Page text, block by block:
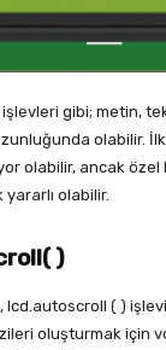
gibi; metin,
olabilir.
olabilir, ancak
olabilir.
)
( )
oluşturmak için